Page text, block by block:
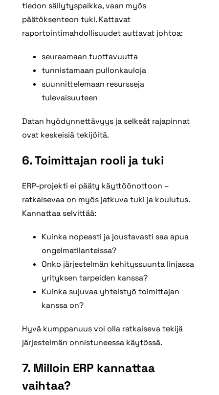
tiedon säilytyspaikka, vaan myös
päätöksenteon tuki. Kattavat
raportointimahdollisuudet auttavat johtoa:
seuraamaan tuottavuutta
tunnistamaan pullonkauloja
suunnittelemaan resursseja
tulevaisuuteen
Datan hyödynnettävyys ja selkeät rajapinnat
ovat keskeisiä tekijöitä.
6.Toimittajan rooli ja tuki
ERP-projekti ei pääty käyttöönottoon –
ratkaisevaa on myös jatkuva tuki ja koulutus.
Kannattaa selvittää:
Kuinka nopeasti ja joustavasti saa apua
ongelmatilanteissa?
Onko järjestelmän kehityssuunta linjassa
yrityksen tarpeiden kanssa?
Kuinka sujuvaa yhteistyö toimittajan
kanssa on?
Hyvä kumppanuus voi olla ratkaiseva tekijä
järjestelmän onnistuneessa käytössä.
7. Milloin ERP kannattaa
vaihtaa?